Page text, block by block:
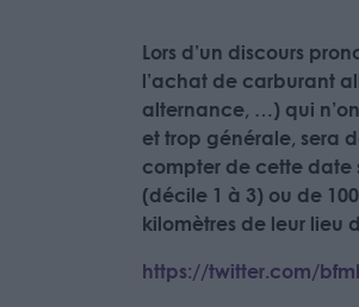
Lors d’un discours
l’achat de carburant
alternance, …) qui
et trop générale, sera
compter de cette date
(décile 1 à 3) ou de
kilomètres de leur lieu
https://twitter.com/